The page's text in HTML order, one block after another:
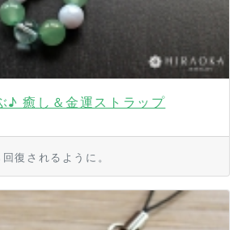
♪ 癒し＆金運ストラップ
復されるように。